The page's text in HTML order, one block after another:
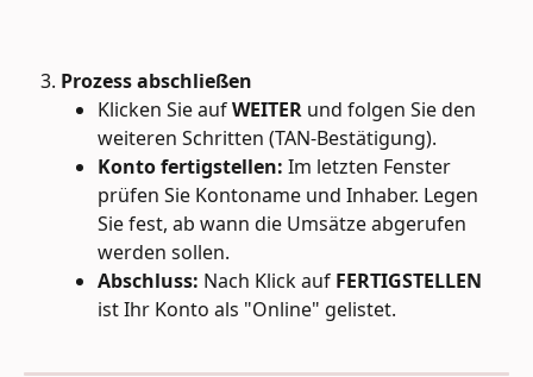
Prozess abschließen
Klicken Sie auf WEITER und folgen Sie den
weiteren Schritten (TAN-Bestätigung).
Konto fertigstellen: Im letzten Fenster
prüfen Sie Kontoname und Inhaber. Legen
Sie fest, ab wann die Umsätze abgerufen
werden sollen.
Abschluss: Nach Klick auf FERTIGSTELLEN
ist Ihr Konto als "Online" gelistet.